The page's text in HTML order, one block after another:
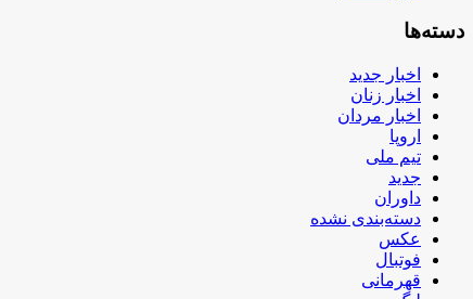
دسته‌ها
اخبار جدید
اخبار زنان
اخبار مردان
اروپا
تیم ملی
جدید
داوران
دسته‌بندی نشده
عکس
فوتبال
قهرمانی